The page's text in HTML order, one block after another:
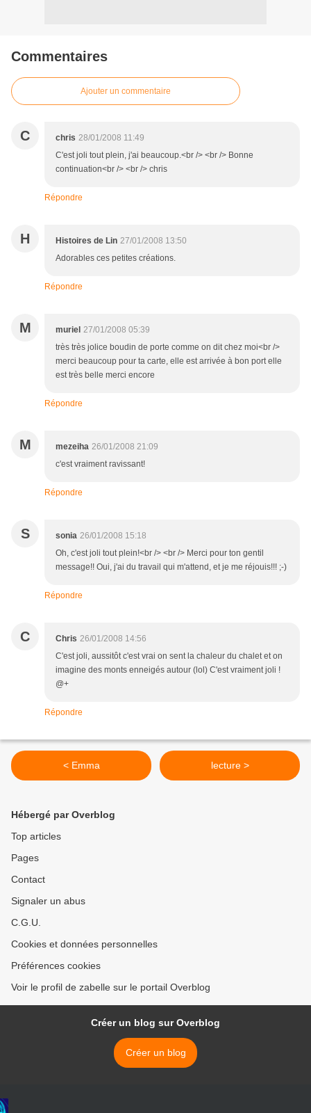
Commentaires
Ajouter un commentaire
C chris 28/01/2008 11:49
C'est joli tout plein, j'ai beaucoup.<br /> <br /> Bonne
continuation<br /> <br /> chris
Répondre
H Histoires de Lin 27/01/2008 13:50
Adorables ces petites créations.
Répondre
M muriel 27/01/2008 05:39
très très jolice boudin de porte comme on dit chez moi<br />
merci beaucoup pour ta carte, elle est arrivée à bon port elle
est très belle merci encore
Répondre
M mezeiha 26/01/2008 21:09
c'est vraiment ravissant!
Répondre
S sonia 26/01/2008 15:18
Oh, c'est joli tout plein!<br /> <br /> Merci pour ton gentil
message!! Oui, j'ai du travail qui m'attend, et je me réjouis!!! ;-)
Répondre
C Chris 26/01/2008 14:56
C'est joli, aussitôt c'est vrai on sent la chaleur du chalet et on
imagine des monts enneigés autour (lol) C'est vraiment joli !
@+
Répondre
< Emma lecture >
Hébergé par Overblog
Top articles
Pages
Contact
Signaler un abus
C.G.U.
Cookies et données personnelles
Préférences cookies
Voir le profil de zabelle sur le portail Overblog
Créer un blog sur Overblog
Créer un blog